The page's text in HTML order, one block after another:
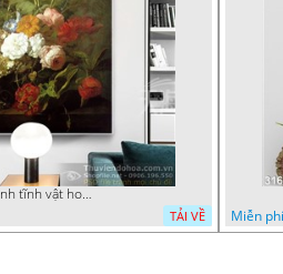
Tranh tĩnh vật hoa quả sơn dầu trang trí tường
TẢI VỀ
Miễn phí